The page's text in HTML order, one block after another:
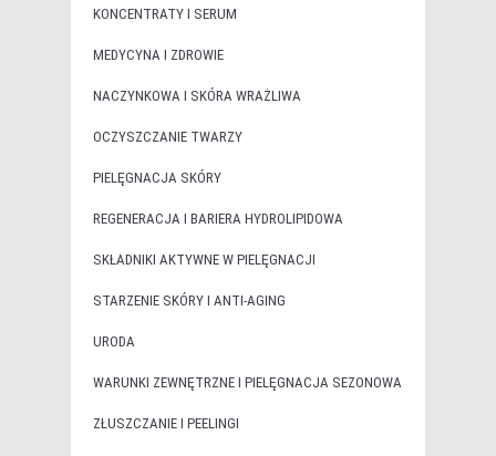
KONCENTRATY I SERUM
MEDYCYNA I ZDROWIE
NACZYNKOWA I SKÓRA WRAŻLIWA
OCZYSZCZANIE TWARZY
PIELĘGNACJA SKÓRY
REGENERACJA I BARIERA HYDROLIPIDOWA
SKŁADNIKI AKTYWNE W PIELĘGNACJI
STARZENIE SKÓRY I ANTI-AGING
URODA
WARUNKI ZEWNĘTRZNE I PIELĘGNACJA SEZONOWA
ZŁUSZCZANIE I PEELINGI